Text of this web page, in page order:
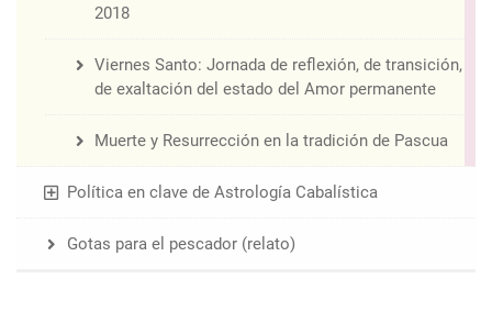
2018
Viernes Santo: Jornada de reflexión, de transición,
de exaltación del estado del Amor permanente
Muerte y Resurrección en la tradición de Pascua
Política en clave de Astrología Cabalística
Gotas para el pescador (relato)